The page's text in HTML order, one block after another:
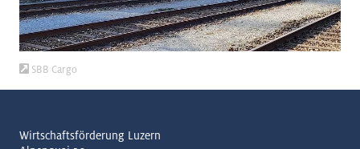
SBB Cargo
Wirtschaftsförderung Luzern